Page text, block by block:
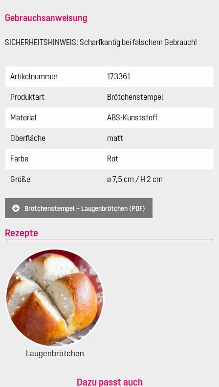
Gebrauchsanweisung
SICHERHEITSHINWEIS: Scharfkantig bei falschem Gebrauch!
Artikelnummer 173361
Produktart Brötchenstempel
Material ABS-Kunststoff
Oberfläche matt
Farbe Rot
Größe ø 7,5 cm / H 2 cm
Brötchenstempel – Laugenbrötchen (PDF)
Rezepte
Laugenbrötchen
Dazu passt auch